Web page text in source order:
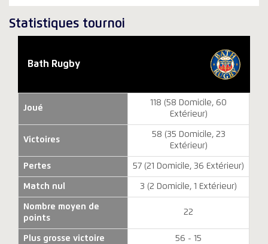
Statistiques tournoi
Bath Rugby
Joué
118 (58 Domicile, 60
Extérieur)
Victoires
58 (35 Domicile, 23
Extérieur)
Pertes 57 (21 Domicile, 36 Extérieur)
Match nul 3 (2 Domicile, 1 Extérieur)
Nombre moyen de
points
22
Plus grosse victoire 56 - 15